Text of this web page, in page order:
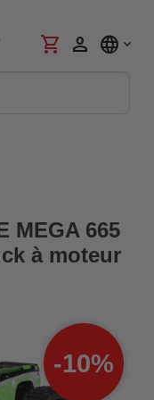
shopping_cart person language
MEGA 665
à moteur
-10%